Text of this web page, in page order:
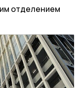
отделением